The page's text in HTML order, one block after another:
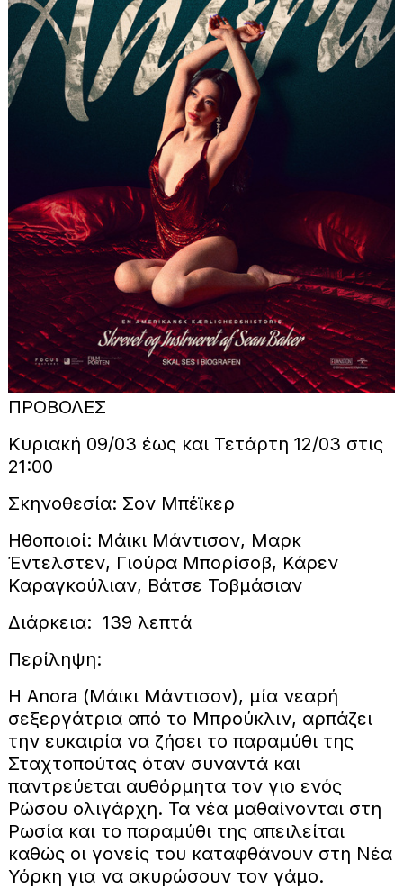
ΠΡΟΒΟΛΕΣ
Κυριακή 09/03 έως και Τετάρτη 12/03 στις
21:00
Σκηνοθεσία: Σον Μπέϊκερ
Ηθοποιοί: Μάικι Μάντισον, Μαρκ
Έντελστεν, Γιούρα Μπορίσοβ, Κάρεν
Καραγκούλιαν, Βάτσε Τοβμάσιαν
Διάρκεια: 139 λεπτά
Περίληψη:
Η Anora (Μάικι Μάντισον), μία νεαρή
σεξεργάτρια από το Μπρούκλιν, αρπάζει
την ευκαιρία να ζήσει το παραμύθι της
Σταχτοπούτας όταν συναντά και
παντρεύεται αυθόρμητα τον γιο ενός
Ρώσου ολιγάρχη. Τα νέα μαθαίνονται στη
Ρωσία και το παραμύθι της απειλείται
καθώς οι γονείς του καταφθάνουν στη Νέα
Υόρκη για να ακυρώσουν τον γάμο.